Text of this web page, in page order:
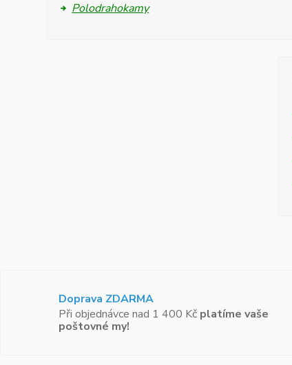
Polodrahokamy
Doprava ZDARMA
Při objednávce nad 1 400 Kč platíme vaše
poštovné my!